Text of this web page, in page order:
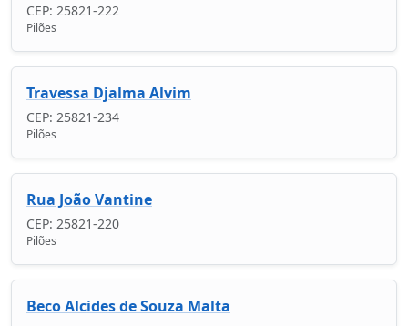
CEP: 25821-222
Pilões
Travessa Djalma Alvim
CEP: 25821-234
Pilões
Rua João Vantine
CEP: 25821-220
Pilões
Beco Alcides de Souza Malta